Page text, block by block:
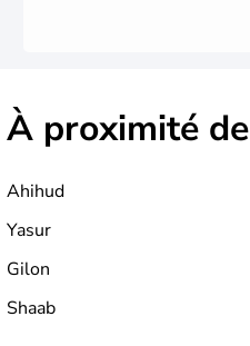
À proximité de
Ahihud
Yasur
Gilon
Shaab